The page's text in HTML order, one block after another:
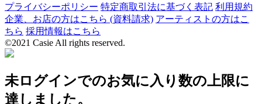
プライバシーポリシー 特定商取引法に基づく表記 利用規約
企業、お店の方はこちら (資料請求) アーティストの方はこ
ちら 採用情報はこちら
©2021 Casie All rights reserved.
未ログインでのお気に入り数の上限に
達しました。